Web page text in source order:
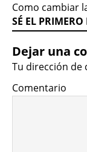
Como cambiar
SÉ EL
Dejar una
Tu dirección de
Comentario